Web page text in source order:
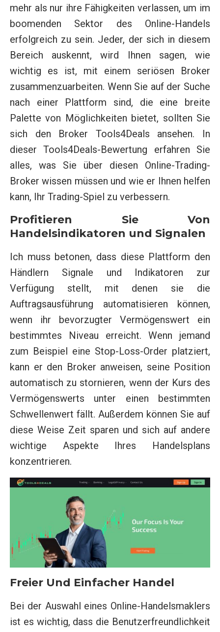
mehr als nur ihre Fähigkeiten verlassen, um im
boomenden Sektor des Online-Handels
erfolgreich zu sein. Jeder, der sich in diesem
Bereich auskennt, wird Ihnen sagen, wie
wichtig es ist, mit einem seriösen Broker
zusammenzuarbeiten. Wenn Sie auf der Suche
nach einer Plattform sind, die eine breite
Palette von Möglichkeiten bietet, sollten Sie
sich den Broker Tools4Deals ansehen. In
dieser Tools4Deals-Bewertung erfahren Sie
alles, was Sie über diesen Online-Trading-
Broker wissen müssen und wie er Ihnen helfen
kann, Ihr Trading-Spiel zu verbessern.
Profitieren Sie Von
Handelsindikatoren und Signalen
Ich muss betonen, dass diese Plattform den
Händlern Signale und Indikatoren zur
Verfügung stellt, mit denen sie die
Auftragsausführung automatisieren können,
wenn ihr bevorzugter Vermögenswert ein
bestimmtes Niveau erreicht. Wenn jemand
zum Beispiel eine Stop-Loss-Order platziert,
kann er den Broker anweisen, seine Position
automatisch zu stornieren, wenn der Kurs des
Vermögenswerts unter einen bestimmten
Schwellenwert fällt. Außerdem können Sie auf
diese Weise Zeit sparen und sich auf andere
wichtige Aspekte Ihres Handelsplans
konzentrieren.
Freier Und Einfacher Handel
Bei der Auswahl eines Online-Handelsmaklers
ist es wichtig, dass die Benutzerfreundlichkeit